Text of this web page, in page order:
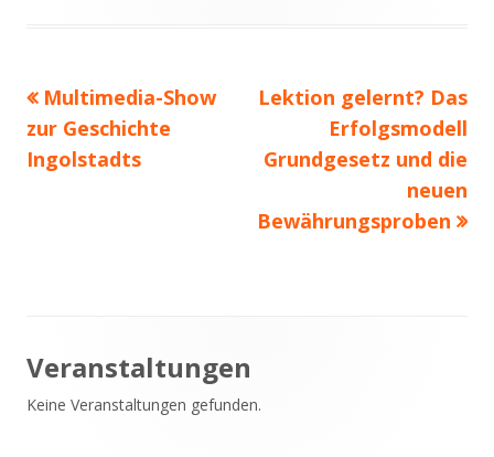
Beitragsnavigation
Vorheriger
Beitrag:
Multimedia-Show
zur Geschichte
Ingolstadts
Nächster
Beitrag
Lektion gelernt? Das
Erfolgsmodell
Grundgesetz und die
neuen
Bewährungsproben
Haupt-
Seitenleiste
Veranstaltungen
Keine Veranstaltungen gefunden.